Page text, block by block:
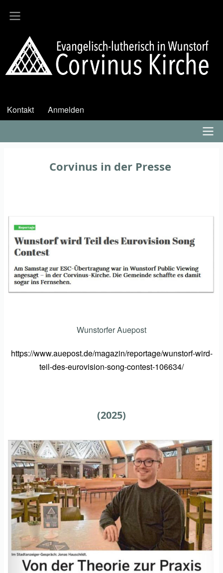
zum
User
Kontakt Anmelden
Corvinus in der Presse
Wunstorfer Auepost
https://www.auepost.de/magazin/reportage/wunstorf-wird-
teil-des-eurovision-song-contest-106634/
(2025)